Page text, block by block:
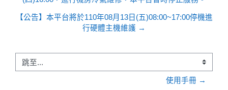
【公告】本平台將於110年08月13日(五)08:00~17:00停機進
行硬體主機維護 →
跳至...
使用手冊 →